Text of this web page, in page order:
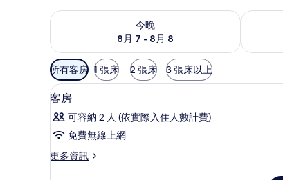
今晚
8月 7 - 8月 8
查看今晚 (8月 7 - 8月 8) 的供應情況 查看明
可
用
的
客
房
篩
選
所有客房 1 張床 2 張床 3 張床以上
顯
示
客
的
浴室 | 淋浴/浴缸二合一
3
客房
可容納 2 人 (依實際入住人數計費)
免費無線上網
更多資訊
更